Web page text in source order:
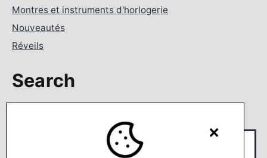
Montres et instruments d'horlogerie
Nouveautés
Réveils
Search
×